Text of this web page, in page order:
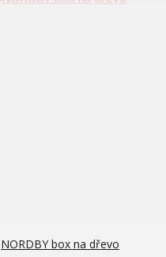
NORDBY box na dřevo